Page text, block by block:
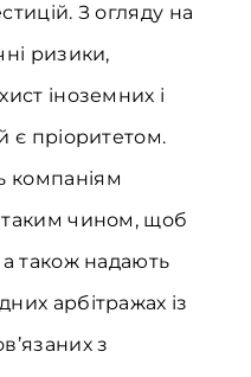
З огляду на
ризики,
іноземних і
є пріоритетом.
компаніям
таким чином, щоб
а також надають
арбітражах із
з